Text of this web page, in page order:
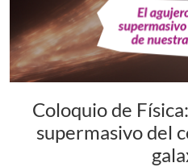
Coloquio de
supermasivo del